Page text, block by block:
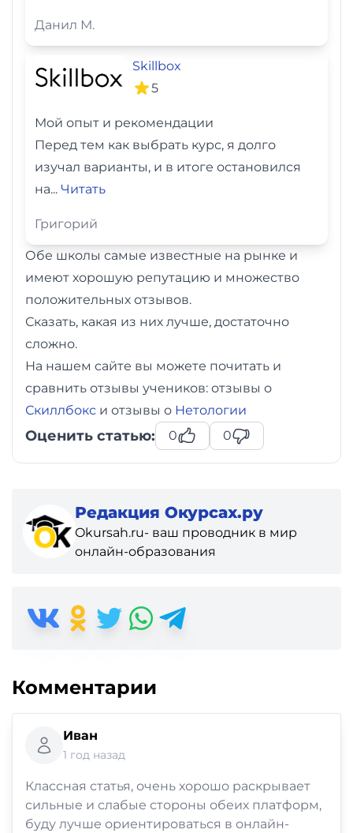
Данил М.
Skillbox
5
Мой опыт и рекомендации
Перед тем как выбрать курс, я долго
изучал варианты, и в итоге остановился
на... Читать
Григорий
Обе школы самые известные на рынке и
имеют хорошую репутацию и множество
положительных отзывов.
Сказать, какая из них лучше, достаточно
сложно.
На нашем сайте вы можете почитать и
сравнить отзывы учеников: отзывы о
Скиллбокс и отзывы о Нетологии
Оценить статью: 0 0
Редакция Окурсах.ру
Okursah.ru- ваш проводник в мир
онлайн-образования
Комментарии
Иван
1 год назад
Классная статья, очень хорошо раскрывает
сильные и слабые стороны обеих платформ,
буду лучше ориентироваться в онлайн-